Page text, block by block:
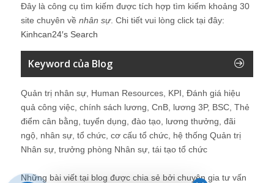
Đây là công cụ tìm kiếm được tích hợp tìm kiếm khoảng 30
site chuyên về nhân sự. Chi tiết vui lòng click tại đây:
Kinhcan24′s Search
Keyword của Blog
Quản trị nhân sự, Human Resources, KPI, Đánh giá hiệu
quả công việc, chính sách lương, CnB, lương 3P, BSC, Thẻ
điểm cân bằng, tuyển dụng, đào tạo, lương thưởng, đãi
ngộ, nhân sự, tổ chức, cơ cấu tổ chức, hệ thống Quản trị
Nhân sự, trưởng phòng Nhân sự, tái tạo tổ chức
Những bài viết tại blog được chia sẻ bởi chuyên gia tư vấn